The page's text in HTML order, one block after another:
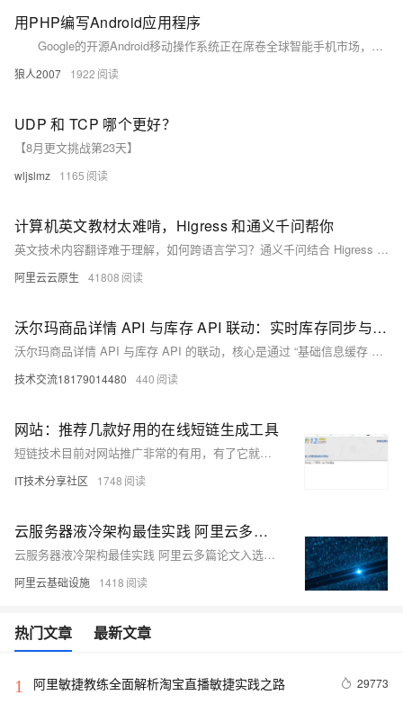
用PHP编写Android应用程序
Google的开源Android移动操作系统正在席卷全球智能手机市场，和苹果不一样，它对那些想将应用程序提交到iPhone App Store的开发人员有着严格的指导方针和要求，Google的Android平台非常开放，甚至还可以用PHP编写Android应用程序，Irontech创建了一个运行在Android上的PHP移植程序，结合Android的脚本层（Scripting Layer for Android，SL4A），你就可以构建PHP Android应用程序了。
狼人2007 1922
UDP 和 TCP 哪个更好？
【8月更文挑战第23天】
wljslmz 1165
计算机英文教材太难啃，Higress 和通义千问帮你
英文技术内容翻译难于理解，如何跨语言学习？通义千问结合 Higress 的多模型协议转换能力，可以通过配置插件获得推理模型基于内容理解后的精准翻译，点击本文手把手教你如何配置。
阿里云云原生 41808
沃尔玛商品详情 API 与库存 API 联动：实时库存同步与低库存预警实现
沃尔玛商品详情 API 与库存 API 的联动，核心是通过 “基础信息缓存 + 实时库存拉取 + 数据关联解析” 实现库存可视化与预警。本文方案不仅解决了 “商品 - 库存” 数据割裂问题，还通过缓存、重试、定时调度等机制保障了系统稳定性与数据实时性，可直接应用于供应链补货、店铺运营监控等实战场景。生产环境中可根据商品量级（如万级商品）优化批量请求拆分逻辑，进一步提升同步效率。
技术交流18179014480 440
网站：推荐几款好用的在线短链生成工具
短链技术目前对网站推广非常的有用，有了它就可以把非常长的网址缩短。这样分享推广起来非常方便。今天小编给大家推荐几款不错的在线短链生成网站，感兴趣的朋友可以下载试一试！
IT技术分享社区 1748
云服务器液冷架构最佳实践 阿里云多篇论文入选DesignCon 2023和ECTC 2023
云服务器液冷架构最佳实践 阿里云多篇论文入选DesignCon 2023和ECTC 2023
阿里云基础设施 1418
热门文章 最新文章
1 阿里敏捷教练全面解析淘宝直播敏捷实践之路 29773